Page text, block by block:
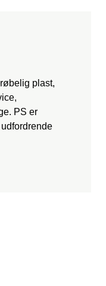
plast,
PS er